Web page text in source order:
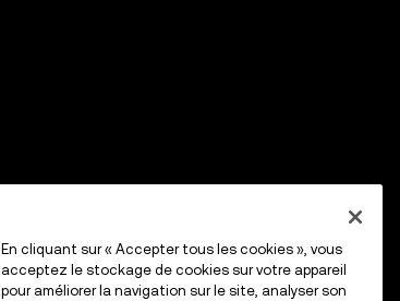
En cliquant sur « Accepter tous les cookies », vous
acceptez le stockage de cookies sur votre appareil
pour améliorer la navigation sur le site, analyser son